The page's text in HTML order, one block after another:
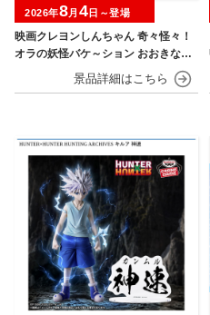
映画クレヨンしんちゃん 奇々怪々！
オラの妖怪バケ～ション おおきなSO
FVIMATES～野原しんのすけ～
2026年8月 4日～登場